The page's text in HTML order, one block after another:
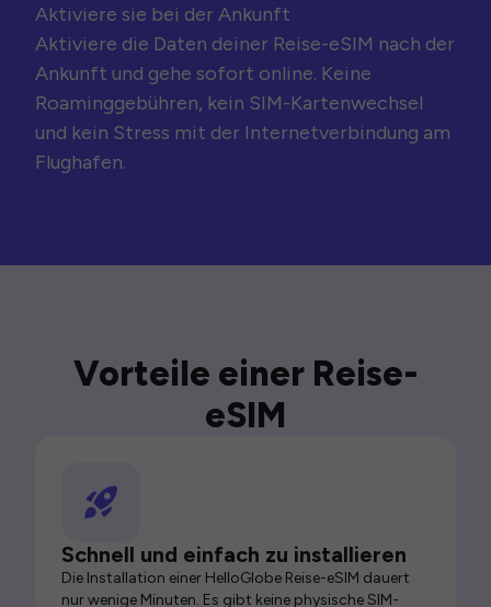
Aktiviere sie bei der Ankunft
Aktiviere die Daten deiner Reise-eSIM nach der
Ankunft und gehe sofort online. Keine
Roaminggebühren, kein SIM-Kartenwechsel
und kein Stress mit der Internetverbindung am
Flughafen.
Vorteile einer Reise-
eSIM
Schnell und einfach zu installieren
Die Installation einer HelloGlobe Reise-eSIM dauert
nur wenige Minuten. Es gibt keine physische SIM-